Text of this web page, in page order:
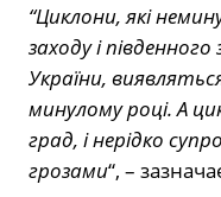
“Циклони, які
заходу і
України,
минулому році. А
град, і нерідко
грозами“, –